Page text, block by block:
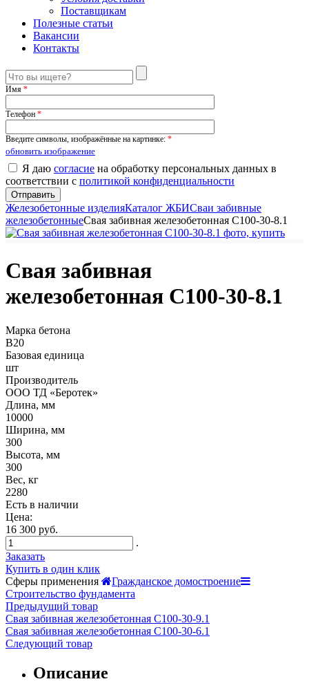
Поставщикам
Полезные статьи
Вакансии
Контакты
Имя *
Телефон *
Введите символы, изображённые на картинке: *
обновить изображение
Я даю согласие на обработку персональных данных в
соответствии с политикой конфиденциальности
Железобетонные изделияКаталог ЖБИСваи забивные
железобетонныеСвая забивная железобетонная С100-30-8.1
Свая забивная
железобетонная С100-30-8.1
Марка бетона
B20
Базовая единица
шт
Производитель
ООО ТД «Беротек»
Длина, мм
10000
Ширина, мм
300
Высота, мм
300
Вес, кг
2280
Есть в наличии
Цена:
16 300 руб.
.
Заказать
Купить в один клик
Сферы применения
Гражданское домостроение
Строительство фундамента
Предыдущий товар
Свая забивная железобетонная С100-30-9.1
Свая забивная железобетонная С100-30-6.1
Следующий товар
Описание